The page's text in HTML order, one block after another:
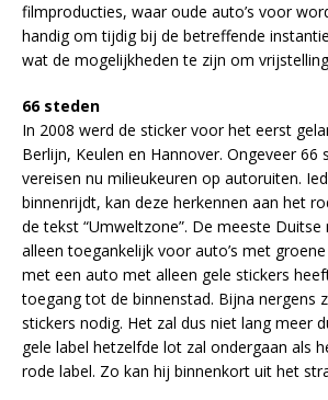
filmproducties, waar oude auto’s voor
handig om tijdig bij de betreffende
wat de mogelijkheden te zijn om
66 steden
In 2008 werd de sticker voor het eerst
Berlijn, Keulen en Hannover. Ongeveer 66
vereisen nu milieukeuren op autoruiten.
binnenrijdt, kan deze herkennen aan het
de tekst “Umweltzone”. De meeste Duitse
alleen toegankelijk voor auto’s met
met een auto met alleen gele stickers
toegang tot de binnenstad. Bijna nergens
stickers nodig. Het zal dus niet lang meer
gele label hetzelfde lot zal ondergaan als
rode label. Zo kan hij binnenkort uit het